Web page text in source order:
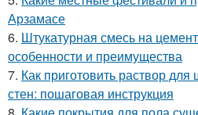
Арзамасе
6. Штукатурная смесь на
особенности и преимущества
7. Как приготовить раствор
стен: пошаговая инструкция